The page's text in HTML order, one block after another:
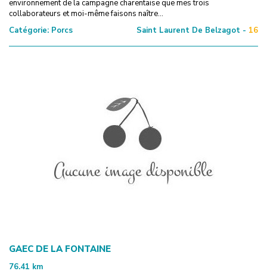
environnement de la campagne charentaise que mes trois
collaborateurs et moi-même faisons naître...
Catégorie: Porcs Saint Laurent De Belzagot - 16
GAEC DE LA FONTAINE
76.41 km